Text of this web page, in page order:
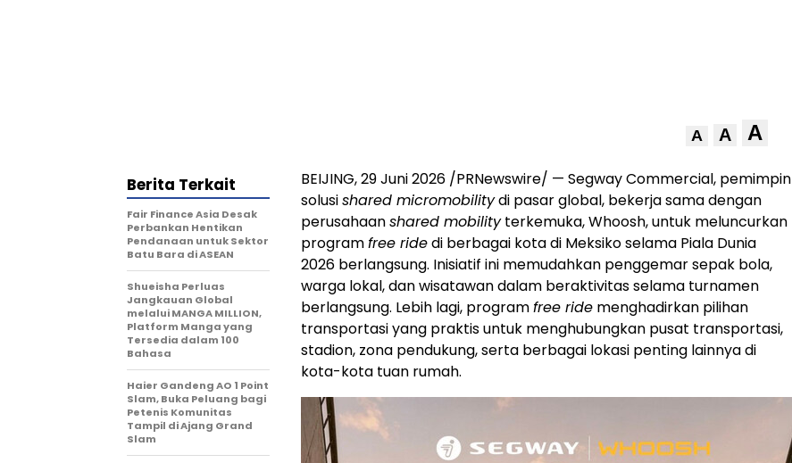
A A A
BEIJING,29 Juni 2026 /PRNewswire/ — Segway Commercial, pemimpin
solusishared micromobilitydi pasar global, bekerja sama dengan
perusahaanshared mobilityterkemuka, Whoosh, untuk meluncurkan
programfree ridedi berbagai kota di Meksiko selama Piala Dunia
2026 berlangsung. Inisiatif ini memudahkan penggemar sepak bola,
warga lokal, dan wisatawan dalam beraktivitas selama turnamen
berlangsung. Lebih lagi, programfree ride menghadirkan pilihan
transportasi yang praktis untuk menghubungkan pusat transportasi,
stadion, zona pendukung, serta berbagai lokasi penting lainnya di
kota-kota tuan rumah.
Berita Terkait
Fair Finance Asia Desak
Perbankan Hentikan
Pendanaan untuk Sektor
Batu Bara di ASEAN
Shueisha Perluas
Jangkauan Global
melalui MANGA MILLION,
Platform Manga yang
Tersedia dalam 100
Bahasa
Haier Gandeng AO 1 Point
Slam, Buka Peluang bagi
Petenis Komunitas
Tampil di Ajang Grand
Slam